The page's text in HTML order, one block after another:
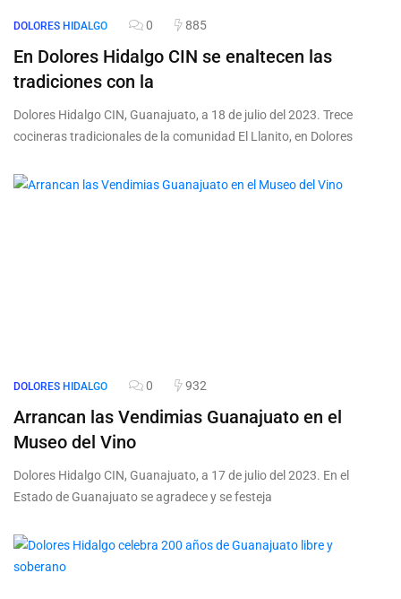
DOLORES HIDALGO 0 885
En Dolores Hidalgo CIN se enaltecen las
tradiciones con la
Dolores Hidalgo CIN, Guanajuato, a 18 de julio del 2023. Trece
cocineras tradicionales de la comunidad El Llanito, en Dolores
DOLORES HIDALGO 0 932
Arrancan las Vendimias Guanajuato en el
Museo del Vino
Dolores Hidalgo CIN, Guanajuato, a 17 de julio del 2023. En el
Estado de Guanajuato se agradece y se festeja